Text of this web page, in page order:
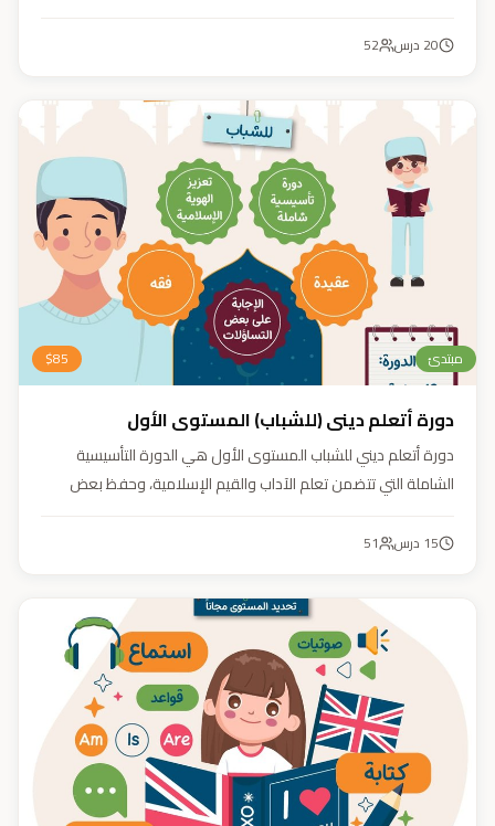
والمحادثات. يهدف البرنامج إلى تعزيز قدرات الطلاب في التمييز بين
20 درس 52
مبتدئ $85
دورة أتعلم ديني (للشباب) المستوى الأول
دورة أتعلم ديني للشباب المستوى الأول هي الدورة التأسيسية
الشاملة التي تتضمن تعلم الآداب والقيم الإسلامية، وحفظ بعض
السيرة النبوية (فقه، عقيدة، سيرة).
15 درس 51